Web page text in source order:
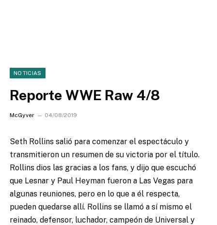
NOTICIAS
Reporte WWE Raw 4/8
McGyver 04/08/2019
Seth Rollins salió para comenzar el espectáculo y
transmitieron un resumen de su victoria por el título.
Rollins dios las gracias a los fans, y dijo que escuchó
que Lesnar y Paul Heyman fueron a Las Vegas para
algunas reuniones, pero en lo que a él respecta,
pueden quedarse allí. Rollins se llamó a sí mismo el
reinado, defensor, luchador, campeón de Universal y